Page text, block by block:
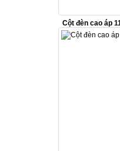
Cột đèn cao áp